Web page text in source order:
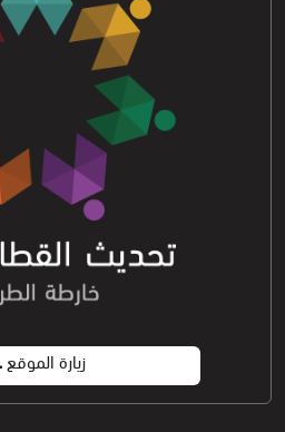
زيارة الموقع